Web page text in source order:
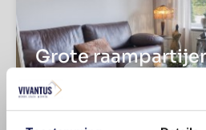
Grote
Vrij uitzicht